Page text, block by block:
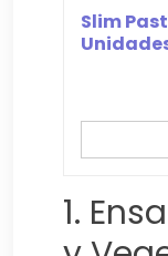
Slim
1.